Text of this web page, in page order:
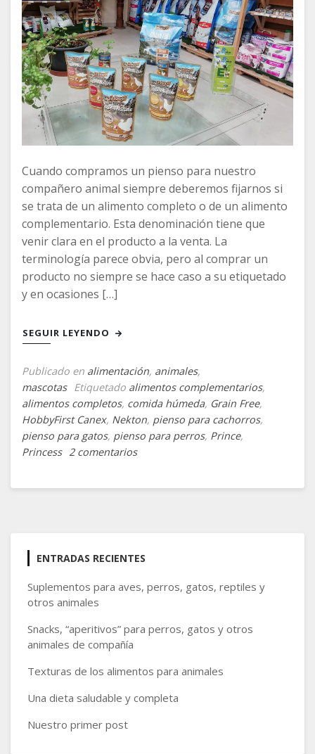
Cuando compramos un pienso para nuestro
compañero animal siempre deberemos fijarnos si
se trata de un alimento completo o de un alimento
complementario. Esta denominación tiene que
venir clara en el producto a la venta. La
terminología parece obvia, pero al comprar un
producto no siempre se hace caso a su etiquetado
y en ocasiones […]
SEGUIR LEYENDO
Publicado en alimentación, animales,
mascotas Etiquetado alimentos complementarios,
alimentos completos, comida húmeda, Grain Free,
HobbyFirst Canex, Nekton, pienso para cachorros,
pienso para gatos, pienso para perros, Prince,
Princess 2 comentariosen
ENTRADAS RECIENTES
Suplementos para aves, perros, gatos, reptiles y
otros animales
Snacks, “aperitivos” para perros, gatos y otros
animales de compañía
Texturas de los alimentos para animales
Una dieta saludable y completa
Nuestro primer post